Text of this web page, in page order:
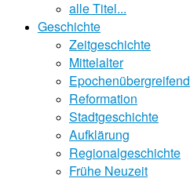
alle Titel...
Geschichte
Zeitgeschichte
Mittelalter
Epochenübergreifend
Reformation
Stadtgeschichte
Aufklärung
Regionalgeschichte
Frühe Neuzeit